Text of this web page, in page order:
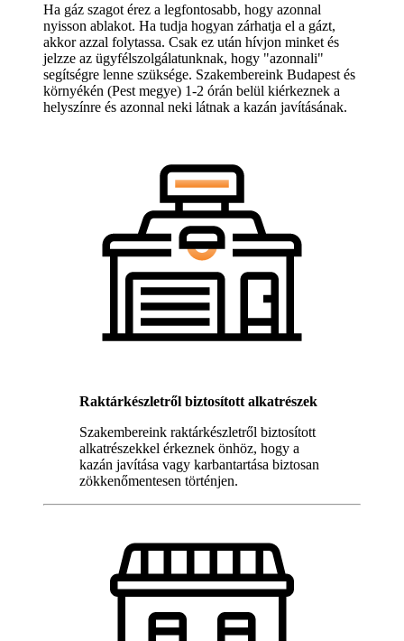
Ha gáz szagot érez a legfontosabb, hogy azonnal
nyisson ablakot. Ha tudja hogyan zárhatja el a gázt,
akkor azzal folytassa. Csak ez után hívjon minket és
jelzze az ügyfélszolgálatunknak, hogy "azonnali"
segítségre lenne szüksége. Szakembereink Budapest és
környékén (Pest megye) 1-2 órán belül kiérkeznek a
helyszínre és azonnal neki látnak a kazán javításának.
Raktárkészletről biztosított alkatrészek
Szakembereink raktárkészletről biztosított
alkatrészekkel érkeznek önhöz, hogy a
kazán javítása vagy karbantartása biztosan
zökkenőmentesen történjen.